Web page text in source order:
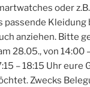
oder
passende Kleidung
anziehen. Bitte
28.05., von 14:00
– 18:15 Uhr eure
Zwecks